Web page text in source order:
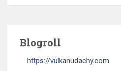
Blogroll
https://vulkanudachy.com